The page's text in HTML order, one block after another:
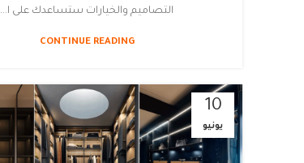
التصاميم والخيارات ستساعدك على ا...
CONTINUE READING
10
يونيو